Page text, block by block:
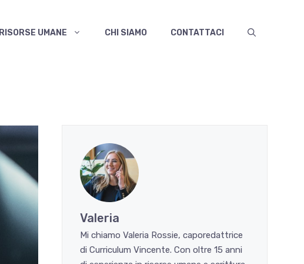
RISORSE UMANE CHI SIAMO CONTATTACI
Valeria
Mi chiamo Valeria Rossie, caporedattrice
di Curriculum Vincente. Con oltre 15 anni